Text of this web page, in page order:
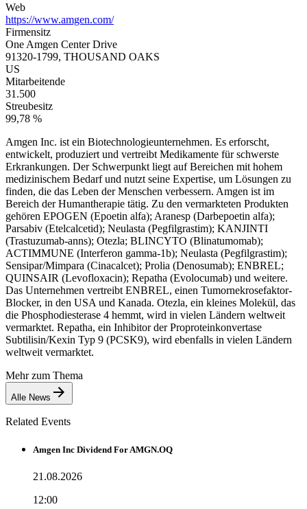
Web
https://www.amgen.com/
Firmensitz
One Amgen Center Drive
91320-1799, THOUSAND OAKS
US
Mitarbeitende
31.500
Streubesitz
99,78 %
Amgen Inc. ist ein Biotechnologieunternehmen. Es erforscht,
entwickelt, produziert und vertreibt Medikamente für schwerste
Erkrankungen. Der Schwerpunkt liegt auf Bereichen mit hohem
medizinischem Bedarf und nutzt seine Expertise, um Lösungen zu
finden, die das Leben der Menschen verbessern. Amgen ist im
Bereich der Humantherapie tätig. Zu den vermarkteten Produkten
gehören EPOGEN (Epoetin alfa); Aranesp (Darbepoetin alfa);
Parsabiv (Etelcalcetid); Neulasta (Pegfilgrastim); KANJINTI
(Trastuzumab-anns); Otezla; BLINCYTO (Blinatumomab);
ACTIMMUNE (Interferon gamma-1b); Neulasta (Pegfilgrastim);
Sensipar/Mimpara (Cinacalcet); Prolia (Denosumab); ENBREL;
QUINSAIR (Levofloxacin); Repatha (Evolocumab) und weitere.
Das Unternehmen vertreibt ENBREL, einen Tumornekrosefaktor-
Blocker, in den USA und Kanada. Otezla, ein kleines Molekül, das
die Phosphodiesterase 4 hemmt, wird in vielen Ländern weltweit
vermarktet. Repatha, ein Inhibitor der Proproteinkonvertase
Subtilisin/Kexin Typ 9 (PCSK9), wird ebenfalls in vielen Ländern
weltweit vermarktet.
Mehr zum Thema
Alle News
Related Events
Amgen Inc Dividend For AMGN.OQ
21.08.2026
12:00